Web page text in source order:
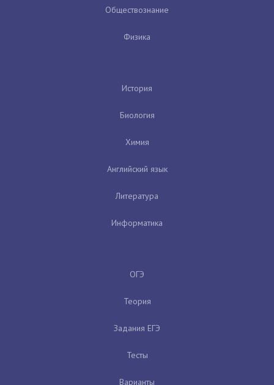
Обществознание
Физика
История
Биология
Химия
Английский язык
Литература
Информатика
ОГЭ
Теория
Задания ЕГЭ
Тесты
Варианты